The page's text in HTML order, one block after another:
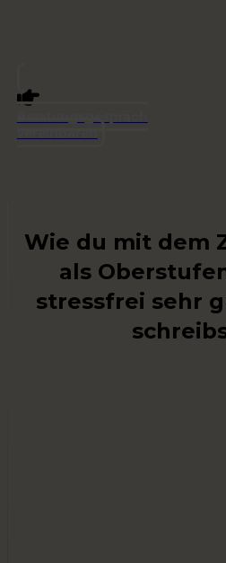
Wie du mit dem
als
stressfrei sehr